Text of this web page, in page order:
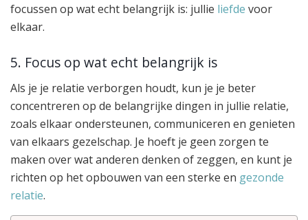
focussen op wat echt belangrijk is: jullie liefde voor
elkaar.
5. Focus op wat echt belangrijk is
Als je je relatie verborgen houdt, kun je je beter
concentreren op de belangrijke dingen in jullie relatie,
zoals elkaar ondersteunen, communiceren en genieten
van elkaars gezelschap. Je hoeft je geen zorgen te
maken over wat anderen denken of zeggen, en kunt je
richten op het opbouwen van een sterke en gezonde
relatie.